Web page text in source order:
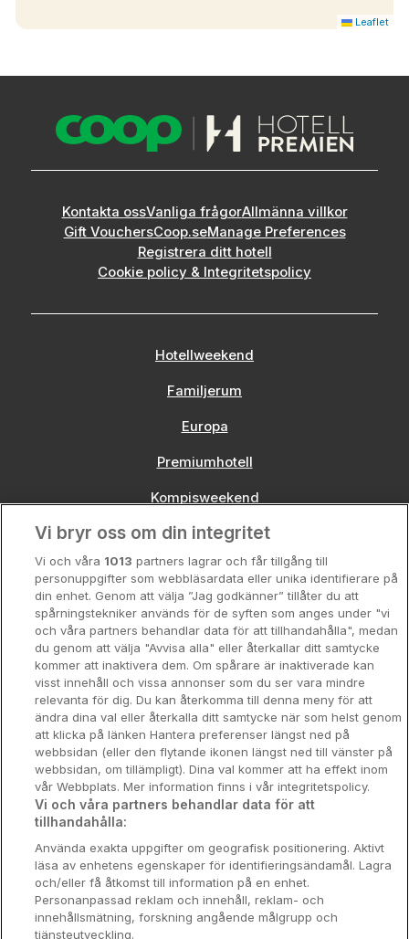
Leaflet
Kontakta ossVanliga frågorAllmänna villkor
Gift VouchersCoop.seManage Preferences
Registrera ditt hotell
Cookie policy & Integritetspolicy
Hotellweekend
Familjerum
Europa
Premiumhotell
Kompisweekend
Storstadsweekend
Hotellrum under 995 kr
Spahotell
Sydsverige
Om Hotellpremien
Nya hotell
Stadsweekend
Booking Enquiries:
Hotellsupport:scandinavian@digibreaks.com
Hotellpremien.se av en del av Coop
Vi bryr oss om din integritet
Vi och våra 1013 partners lagrar och får tillgång till
personuppgifter som webbläsardata eller unika identifierare på
din enhet. Genom att välja ”Jag godkänner” tillåter du att
spårningstekniker används för de syften som anges under "vi
och våra partners behandlar data för att tillhandahålla", medan
du genom att välja "Avvisa alla" eller återkallar ditt samtycke
kommer att inaktivera dem. Om spårare är inaktiverade kan
visst innehåll och vissa annonser som du ser vara mindre
relevanta för dig. Du kan återkomma till denna meny för att
ändra dina val eller återkalla ditt samtycke när som helst genom
att klicka på länken Hantera preferenser längst ned på
webbsidan (eller den flytande ikonen längst ned till vänster på
webbsidan, om tillämpligt). Dina val kommer att ha effekt inom
vår Webbplats. Mer information finns i vår integritetspolicy.
Vi och våra partners behandlar data för att
tillhandahålla:
Använda exakta uppgifter om geografisk positionering. Aktivt
läsa av enhetens egenskaper för identifieringsändamål. Lagra
och/eller få åtkomst till information på en enhet.
Personanpassad reklam och innehåll, reklam- och
innehållsmätning, forskning angående målgrupp och
tjänsteutveckling.